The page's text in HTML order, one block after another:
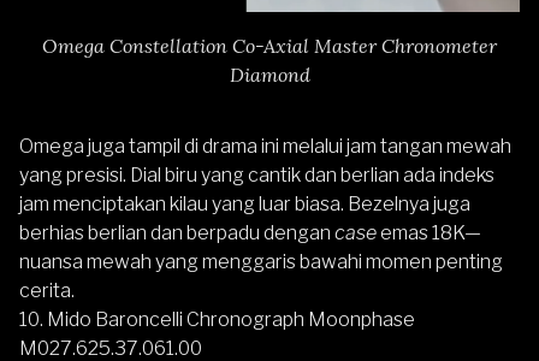
Omega Constellation Co-Axial Master Chronometer
Diamond
Omega juga tampil di drama ini melalui jam tangan mewah
yang presisi. Dial biru yang cantik dan berlian ada indeks
jam menciptakan kilau yang luar biasa. Bezelnya juga
berhias berlian dan berpadu dengan caseemas 18K—
nuansa mewah yang menggaris bawahi momen penting
cerita.
10. Mido Baroncelli Chronograph Moonphase
M027.625.37.061.00